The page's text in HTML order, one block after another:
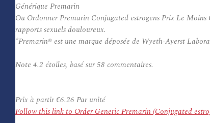
Générique Premarin
Ou Ordonner Premarin Conjugated estrogens Prix Le
rapports sexuels douloureux.
*Premarin® est une marque déposée de Wyeth-Ayerst
Note 4.2 étoiles, basé sur58 commentaires.
Prix à partir€6.26 Par unité
Follow this link to Order Generic Premarin (Conjugated